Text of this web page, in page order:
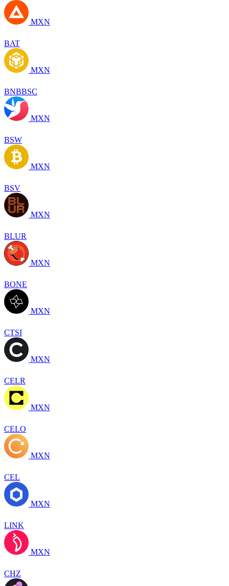
MXN
BAT
MXN
BNBBSC
MXN
BSW
MXN
BSV
MXN
BLUR
MXN
BONE
MXN
CTSI
MXN
CELR
MXN
CELO
MXN
CEL
MXN
LINK
MXN
CHZ